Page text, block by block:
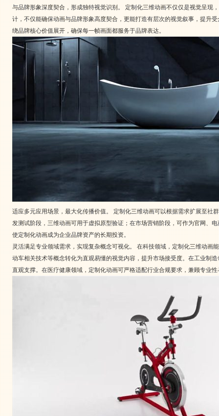
与品牌形象深度契合，形成独特视觉识别。 定制化三维动画不仅仅是视觉呈
计，不仅能确保动画与品牌形象高度契合，更能打造有层次的视觉叙事，提升
绕品牌核心价值展开，确保每一帧画面都服务于品牌表达。
适应多元应用场景，最大化传播价值。 定制化三维动画可以根据需求扩展至
发测试阶段，三维动画可用于虚拟原型验证；在市场营销阶段，可作为官网、
使定制化动画成为企业品牌资产的长期投资。
灵活满足专业领域需求，实现复杂概念可视化。 在科技领域，定制化三维动
动车相关技术等概念转化为直观易懂的视觉内容，提升市场接受度。在工业制
直观支撑。在医疗健康领域，定制化动画可严格适配行业合规要求，兼顾专业